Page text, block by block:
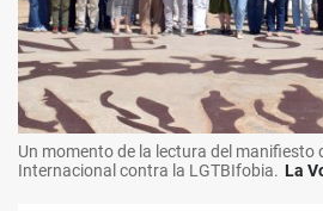
Un momento de la lectura del manifiesto
Internacional contra la LGTBIfobia. La